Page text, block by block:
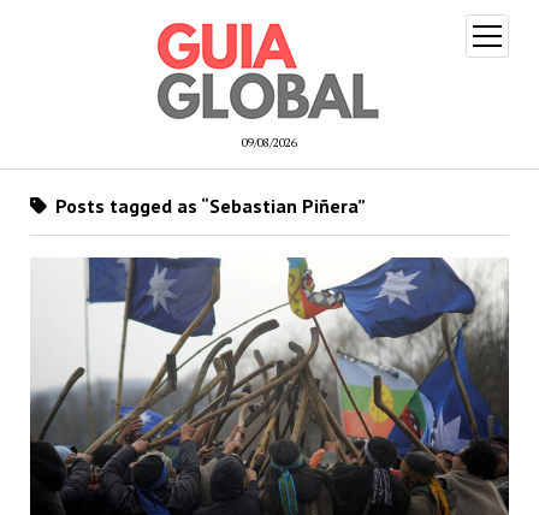
09/08/2026
open
menu
Posts tagged as “Sebastian Piñera”